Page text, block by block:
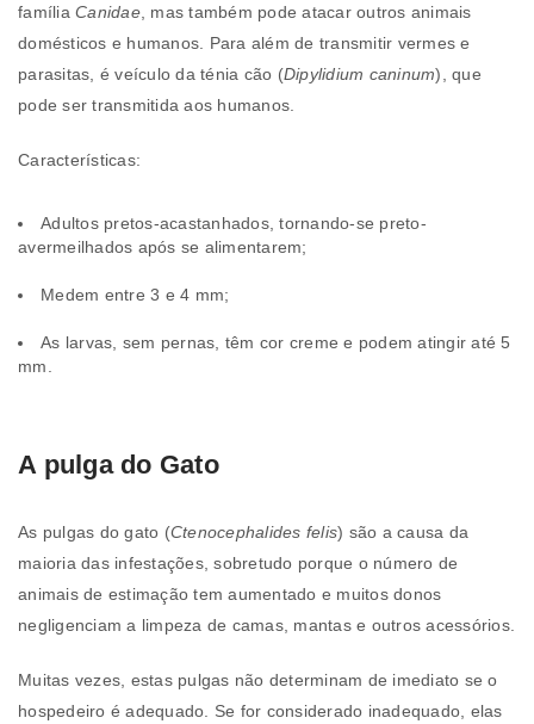
família Canidae, mas também pode atacar outros animais
domésticos e humanos. Para além de transmitir vermes e
parasitas, é veículo da ténia cão (Dipylidium caninum), que
pode ser transmitida aos humanos.
Características:
Adultos pretos-acastanhados, tornando-se preto-
avermeilhados após se alimentarem;
Medem entre 3 e 4 mm;
As larvas, sem pernas, têm cor creme e podem atingir até 5
mm.
A pulga do Gato
As pulgas do gato (Ctenocephalides felis) são a causa da
maioria das infestações, sobretudo porque o número de
animais de estimação tem aumentado e muitos donos
negligenciam a limpeza de camas, mantas e outros acessórios.
Muitas vezes, estas pulgas não determinam de imediato se o
hospedeiro é adequado. Se for considerado inadequado, elas